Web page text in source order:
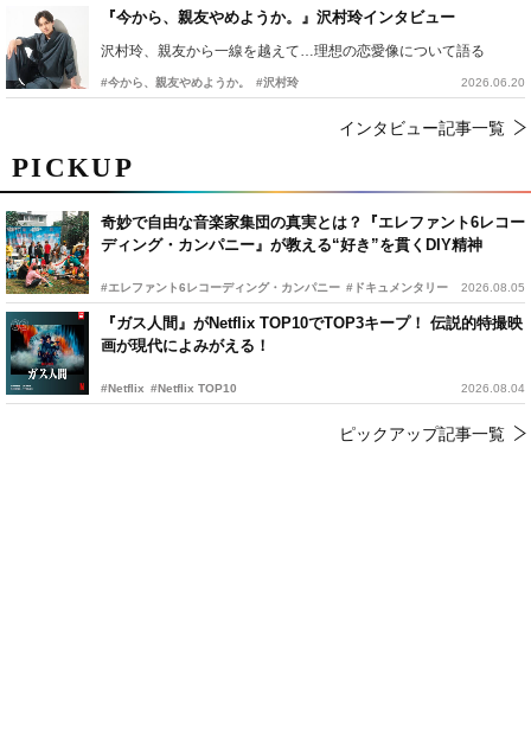
PICKUP
奇妙で自由な音楽家集団の真実とは？『エレファント6レコー
ディング・カンパニー』が教える“好き”を貫くDIY精神
#エレファント6レコーディング・カンパニー #ドキュメンタリー 2026.08.05
『ガス人間』がNetflix TOP10でTOP3キープ！ 伝説的特撮映
画が現代によみがえる！
#Netflix #Netflix TOP10 2026.08.04
ピックアップ記事一覧
『今から、親友やめようか。』沢村玲インタビュー
沢村玲、親友から一線を越えて…理想の恋愛像について語る
#今から、親友やめようか。 #沢村玲 2026.06.20
インタビュー記事一覧